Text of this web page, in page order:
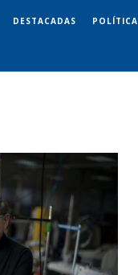
DESTACADAS POLÍTICA